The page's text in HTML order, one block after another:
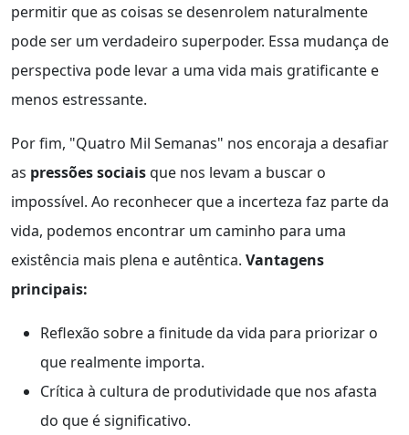
permitir que as coisas se desenrolem naturalmente
pode ser um verdadeiro superpoder. Essa mudança de
perspectiva pode levar a uma vida mais gratificante e
menos estressante.
Por fim, "Quatro Mil Semanas" nos encoraja a desafiar
as pressões sociaisque nos levam a buscar o
impossível. Ao reconhecer que a incerteza faz parte da
vida, podemos encontrar um caminho para uma
existência mais plena e autêntica. Vantagens
principais:
Reflexão sobre a finitude da vida para priorizar o
que realmente importa.
Crítica à cultura de produtividade que nos afasta
do que é significativo.